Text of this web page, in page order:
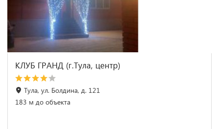
КЛУБ ГРАНД (г.Тула, центр)
Тула, ул. Болдина, д. 121
183 м до объекта